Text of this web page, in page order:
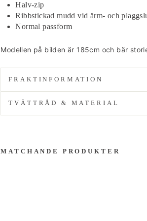
Halv-zip
Ribbstickad mudd vid ärm- och
Normal passform
Modellen på bilden är 185cm och bär
FRAKTINFORMATION
TVÄTTRÅD & MATERIAL
MATCHANDE PRODUKTER